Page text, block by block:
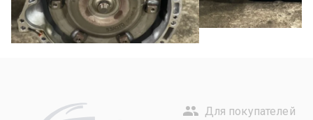
Для покупателей